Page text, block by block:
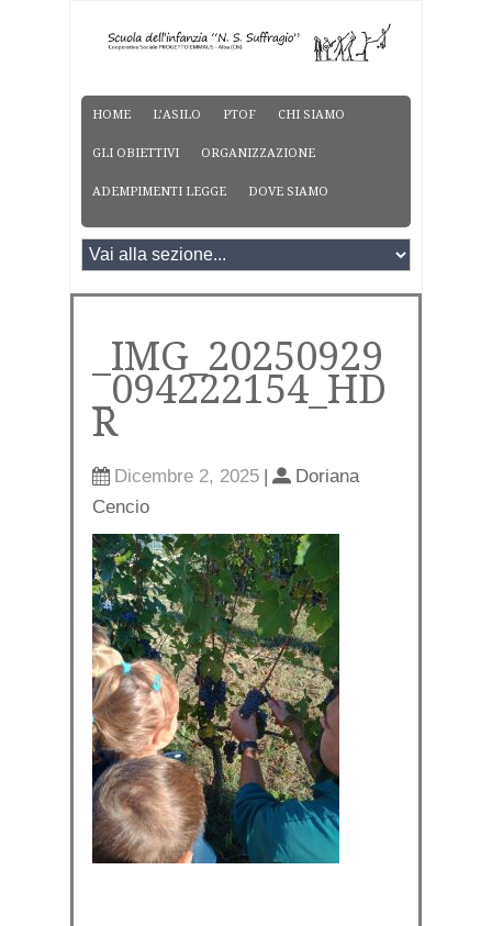
HOME L’ASILO PTOF CHI SIAMO
GLI OBIETTIVI ORGANIZZAZIONE
ADEMPIMENTI LEGGE DOVE SIAMO
_IMG_20250929
_094222154_HD
R
Dicembre 2, 2025 |
Doriana
Cencio